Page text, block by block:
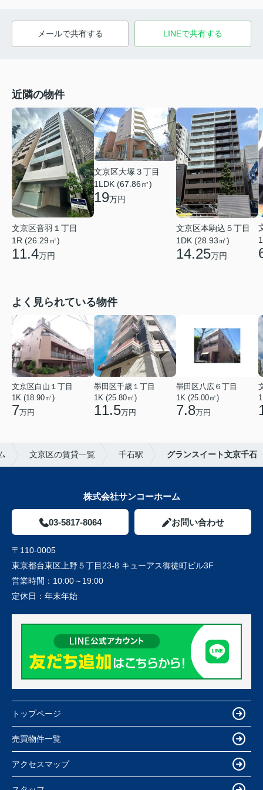
メールで共有する LINEで共有する
近隣の物件
文京区音羽１丁目
1R (26.29㎡)
11.4万円
文京区大塚３丁目
1LDK (67.86㎡)
19万円
文京区本駒込５丁目
1DK (28.93㎡)
14.25万円
よく見られている物件
文京区白山１丁目
1K (18.90㎡)
7万円
墨田区千歳１丁目
1K (25.80㎡)
11.5万円
墨田区八広６丁目
1K (25.00㎡)
7.8万円
文京区の賃貸一覧 千石駅 グランスイート文京千石
株式会社サンコーホーム
03-5817-8064 お問い合わせ
〒110-0005
東京都台東区上野５丁目23-8 キューアス御徒町ビル3F
営業時間： 10:00～19:00
定休日： 年末年始
トップページ
売買物件一覧
アクセスマップ